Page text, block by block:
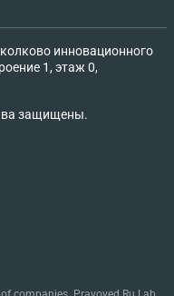
инновационного
1, этаж 0,
защищены.